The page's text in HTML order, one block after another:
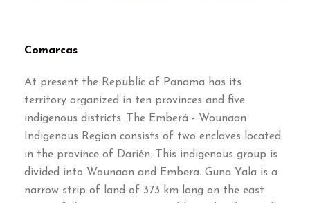
Comarcas
At present the Republic of Panama has its
territory organized in ten provinces and five
indigenous districts. The Emberá - Wounaan
Indigenous Region consists of two enclaves located
in the province of Darién. This indigenous group is
divided into Wounaan and Embera. Guna Yala is a
narrow strip of land of 373 km long on the east